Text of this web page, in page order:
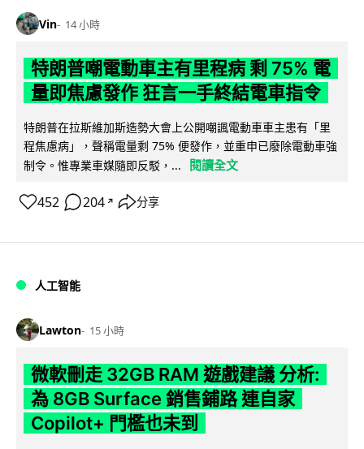
Vin 14 小時
特朗普嘲電動車主有里程病 剩 75% 電
量即焦慮發作 狂言一手終結電車指令
特朗普在拉斯維加斯造勢大會上公開嘲諷電動車車主患有「里
程焦慮病」，聲稱電量剩 75% 便發作，並重申已廢除電動車強
制令。惟專業車媒隨即反駁，...
閱讀全文
452 204 ↗ 分享
人工智能
Lawton 15 小時
微軟刪走 32GB RAM 遊戲建議 分析:
為 8GB Surface 銷售鋪路 連自家
Copilot+ 門檻也未到